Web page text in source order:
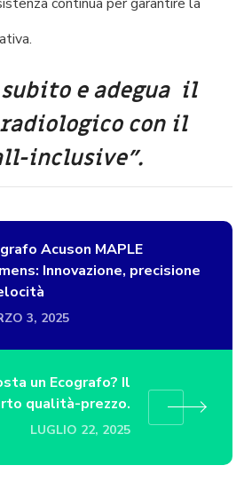
e adegua il
con il
inclusive”.
Acuson MAPLE
Innovazione, precisione
3, 2025
un Ecografo? Il
qualità-prezzo.
LUGLIO 22, 2025